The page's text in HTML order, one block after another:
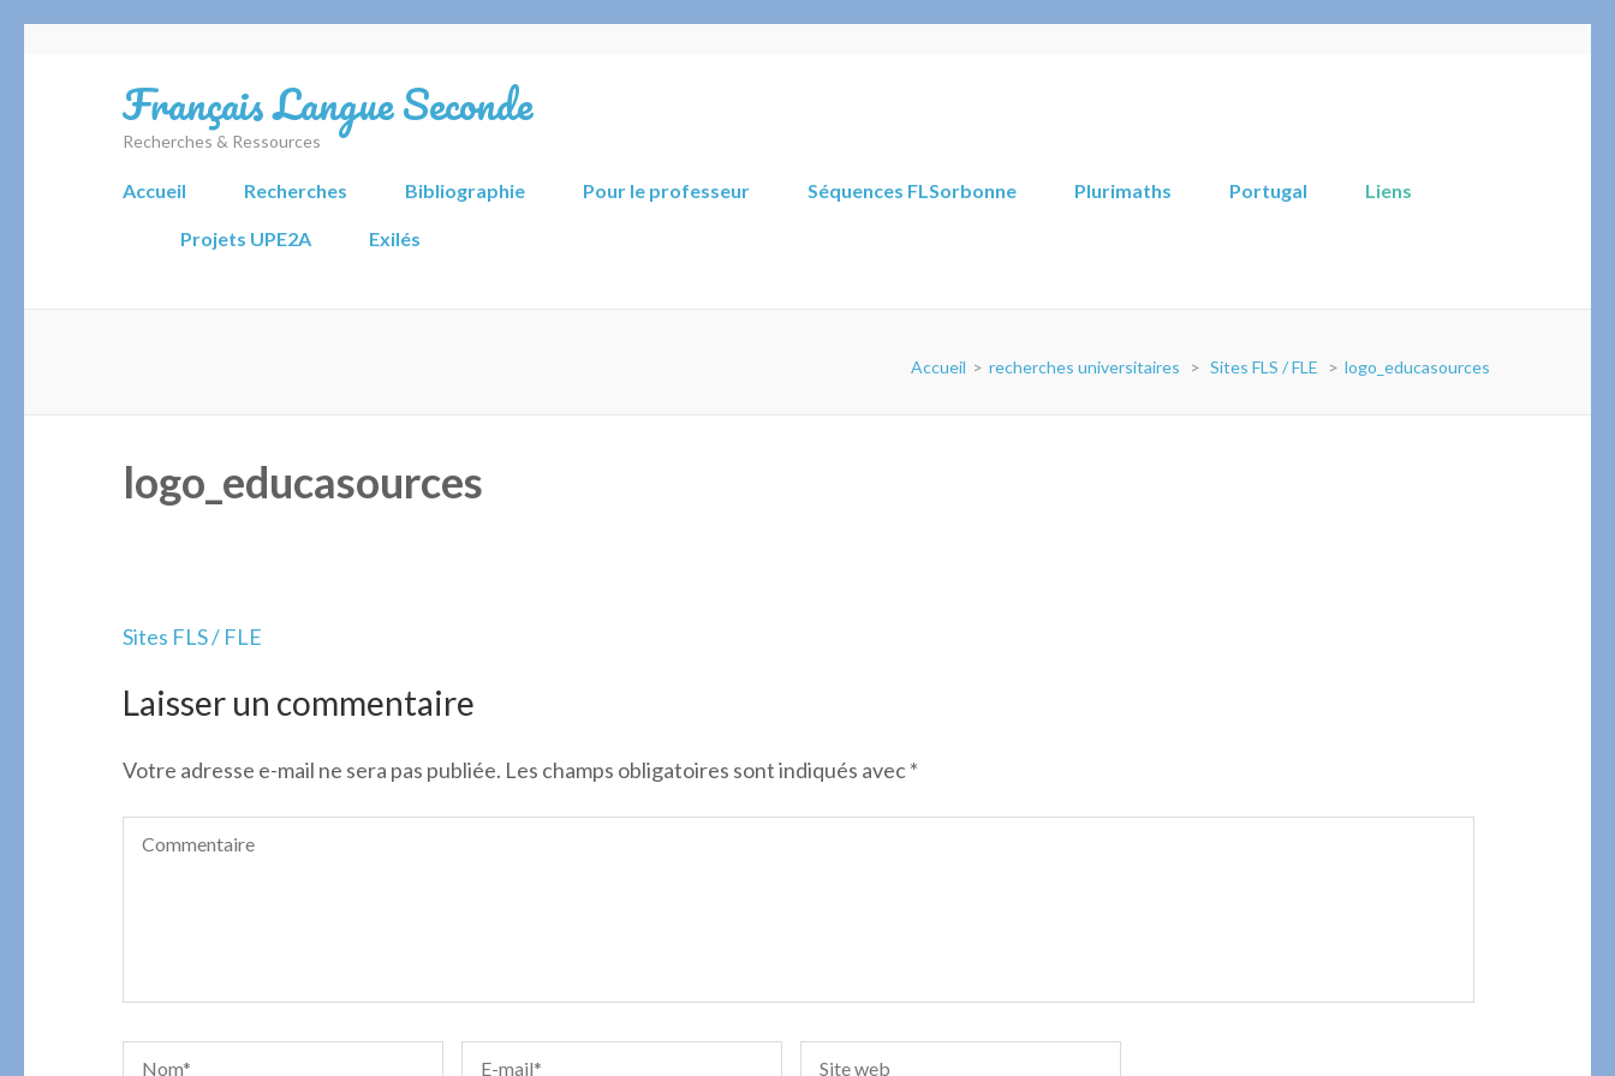
Français Langue Seconde
Recherches & Ressources
Accueil Recherches Bibliographie Pour le professeur Séquences FLSorbonne Plurimaths Portugal Liens
Projets UPE2A Exilés
Accueil > recherches universitaires > Sites FLS / FLE > logo_educasources
logo_educasources
Navigation
l’article
Sites FLS / FLE
Laisser un commentaire
Votre adresse e-mail ne sera pas publiée. Les champs obligatoires sont indiqués avec*